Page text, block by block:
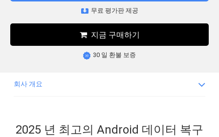
무료 평가판 제공
지금 구매하기
30 일 환불 보증
회사 개요
2025 년 최고의 Android 데이터 복구